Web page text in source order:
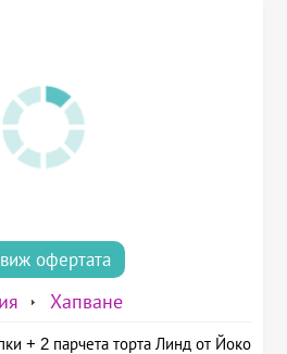
виж офертата
Хапване
+ 2 парчета торта Линд от Йоко